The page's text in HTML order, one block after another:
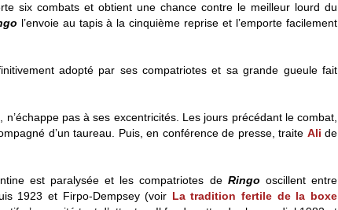
six combats et obtient une chance contre le meilleur lourd du
l’envoie au tapis à la cinquième reprise et l’emporte facilement
adopté par ses compatriotes et sa grande gueule fait
, n’échappe pas à ses excentricités. Les jours précédant le combat,
d’un taureau. Puis, en conférence de presse, traite Ali de
est paralysée et les compatriotes de Ringo oscillent entre
1923 et Firpo-Dempsey (voir La tradition fertile de la boxe